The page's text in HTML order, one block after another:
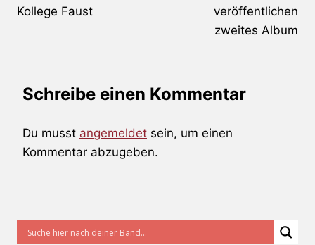
Kollege Faust
veröffentlichen
zweites Album
Schreibe einen Kommentar
Du musst angemeldet sein, um einen
Kommentar abzugeben.